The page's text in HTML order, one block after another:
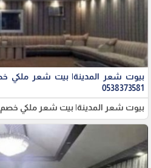
0538373581
بيوت شعر المدينة| بيت شعر ملكي خصم 25% لأهالي المدينة المنورة